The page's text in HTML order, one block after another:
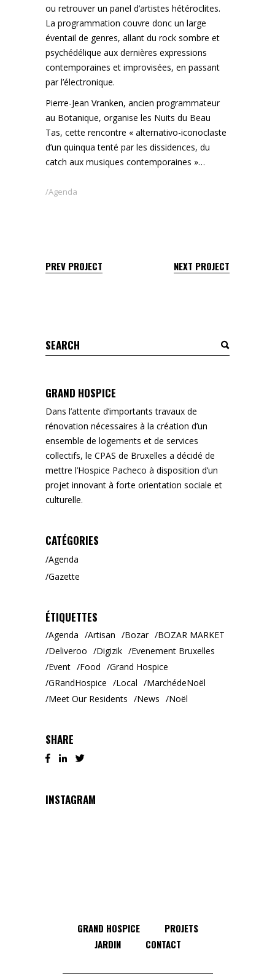
ou retrouver un panel d’artistes hétéroclites.
La programmation couvre donc un large
éventail de genres, allant du rock sombre et
psychédélique aux dernières expressions
contemporaines et improvisées, en passant
par l’électronique.
Pierre-Jean Vranken, ancien programmateur
au Botanique, organise les Nuits du Beau
Tas, cette rencontre « alternativo-iconoclaste
d’un quinqua tenté par les dissidences, du
catch aux musiques contemporaines »…
Agenda
PREV PROJECT NEXT PROJECT
Search
for:
GRAND HOSPICE
Dans l’attente d’importants travaux de
rénovation nécessaires à la création d’un
ensemble de logements et de services
collectifs, le CPAS de Bruxelles a décidé de
mettre l’Hospice Pacheco à disposition d’un
projet innovant à forte orientation sociale et
culturelle.
CATÉGORIES
Agenda
Gazette
ÉTIQUETTES
Agenda Artisan Bozar
BOZAR MARKET
Deliveroo
Digizik
Evenement Bruxelles
Event
Food
Grand Hospice
GRandHospice
Local
MarchédeNoël
Meet Our Residents
News Noël
SHARE
INSTAGRAM
GRAND HOSPICE
PROJETS
JARDIN
CONTACT